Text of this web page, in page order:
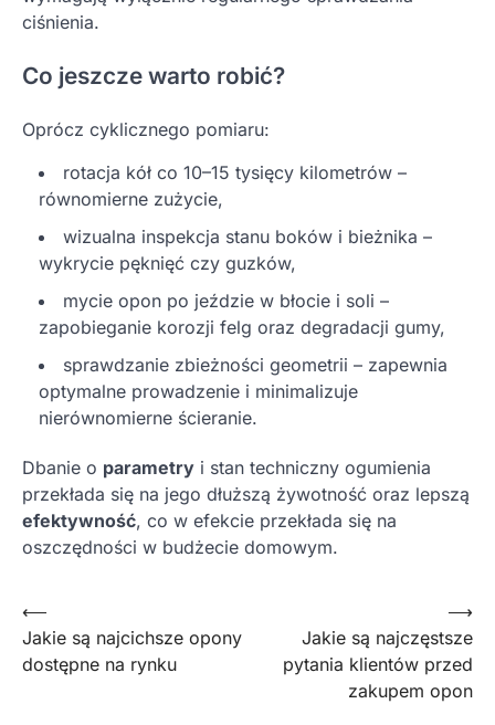
ciśnienia.
Co jeszcze warto robić?
Oprócz cyklicznego pomiaru:
rotacja kół co 10–15 tysięcy kilometrów –
równomierne zużycie,
wizualna inspekcja stanu boków i bieżnika –
wykrycie pęknięć czy guzków,
mycie opon po jeździe w błocie i soli –
zapobieganie korozji felg oraz degradacji gumy,
sprawdzanie zbieżności geometrii – zapewnia
optymalne prowadzenie i minimalizuje
nierównomierne ścieranie.
Dbanie o parametry i stan techniczny ogumienia
przekłada się na jego dłuższą żywotność oraz lepszą
efektywność, co w efekcie przekłada się na
oszczędności w budżecie domowym.
Nawigacja
wpisu
⟵
Jakie są najcichsze opony
dostępne na rynku
Jakie są najczęstsze
pytania klientów przed
zakupem opon
⟶